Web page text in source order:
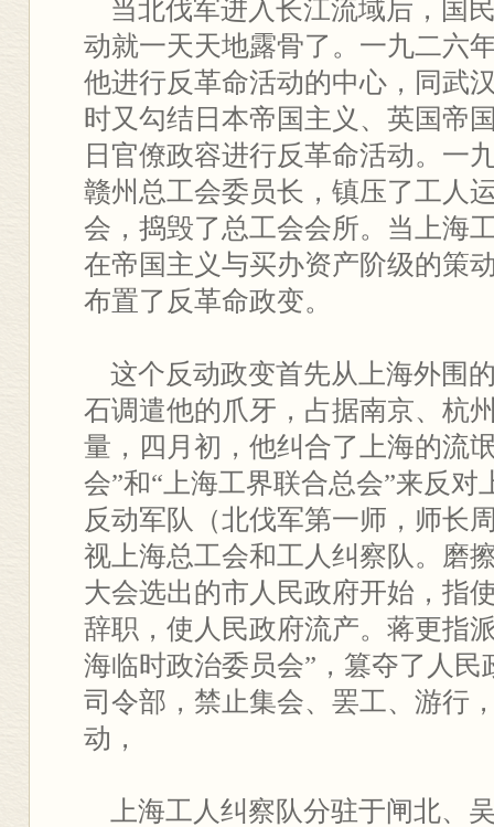
当北伐军进入长江流域后，国
动就一天天地露骨了。一九二六
他进行反革命活动的中心，同武
时又勾结日本帝国主义、英国帝
日官僚政容进行反革命活动。一
赣州总工会委员长，镇压了工人
会，捣毁了总工会会所。当上海
在帝国主义与买办资产阶级的策
布置了反革命政变。
这个反动政变首先从上海外围
石调遣他的爪牙，占据南京、杭
量，四月初，他纠合了上海的流
会”和“上海工界联合总会”来反对
反动军队（北伐军第一师，师长
视上海总工会和工人纠察队。磨
大会选出的市人民政府开始，指
辞职，使人民政府流产。蒋更指
海临时政治委员会”，篡夺了人
司令部，禁止集会、罢工、游行
动，
上海工人纠察队分驻于闸北、